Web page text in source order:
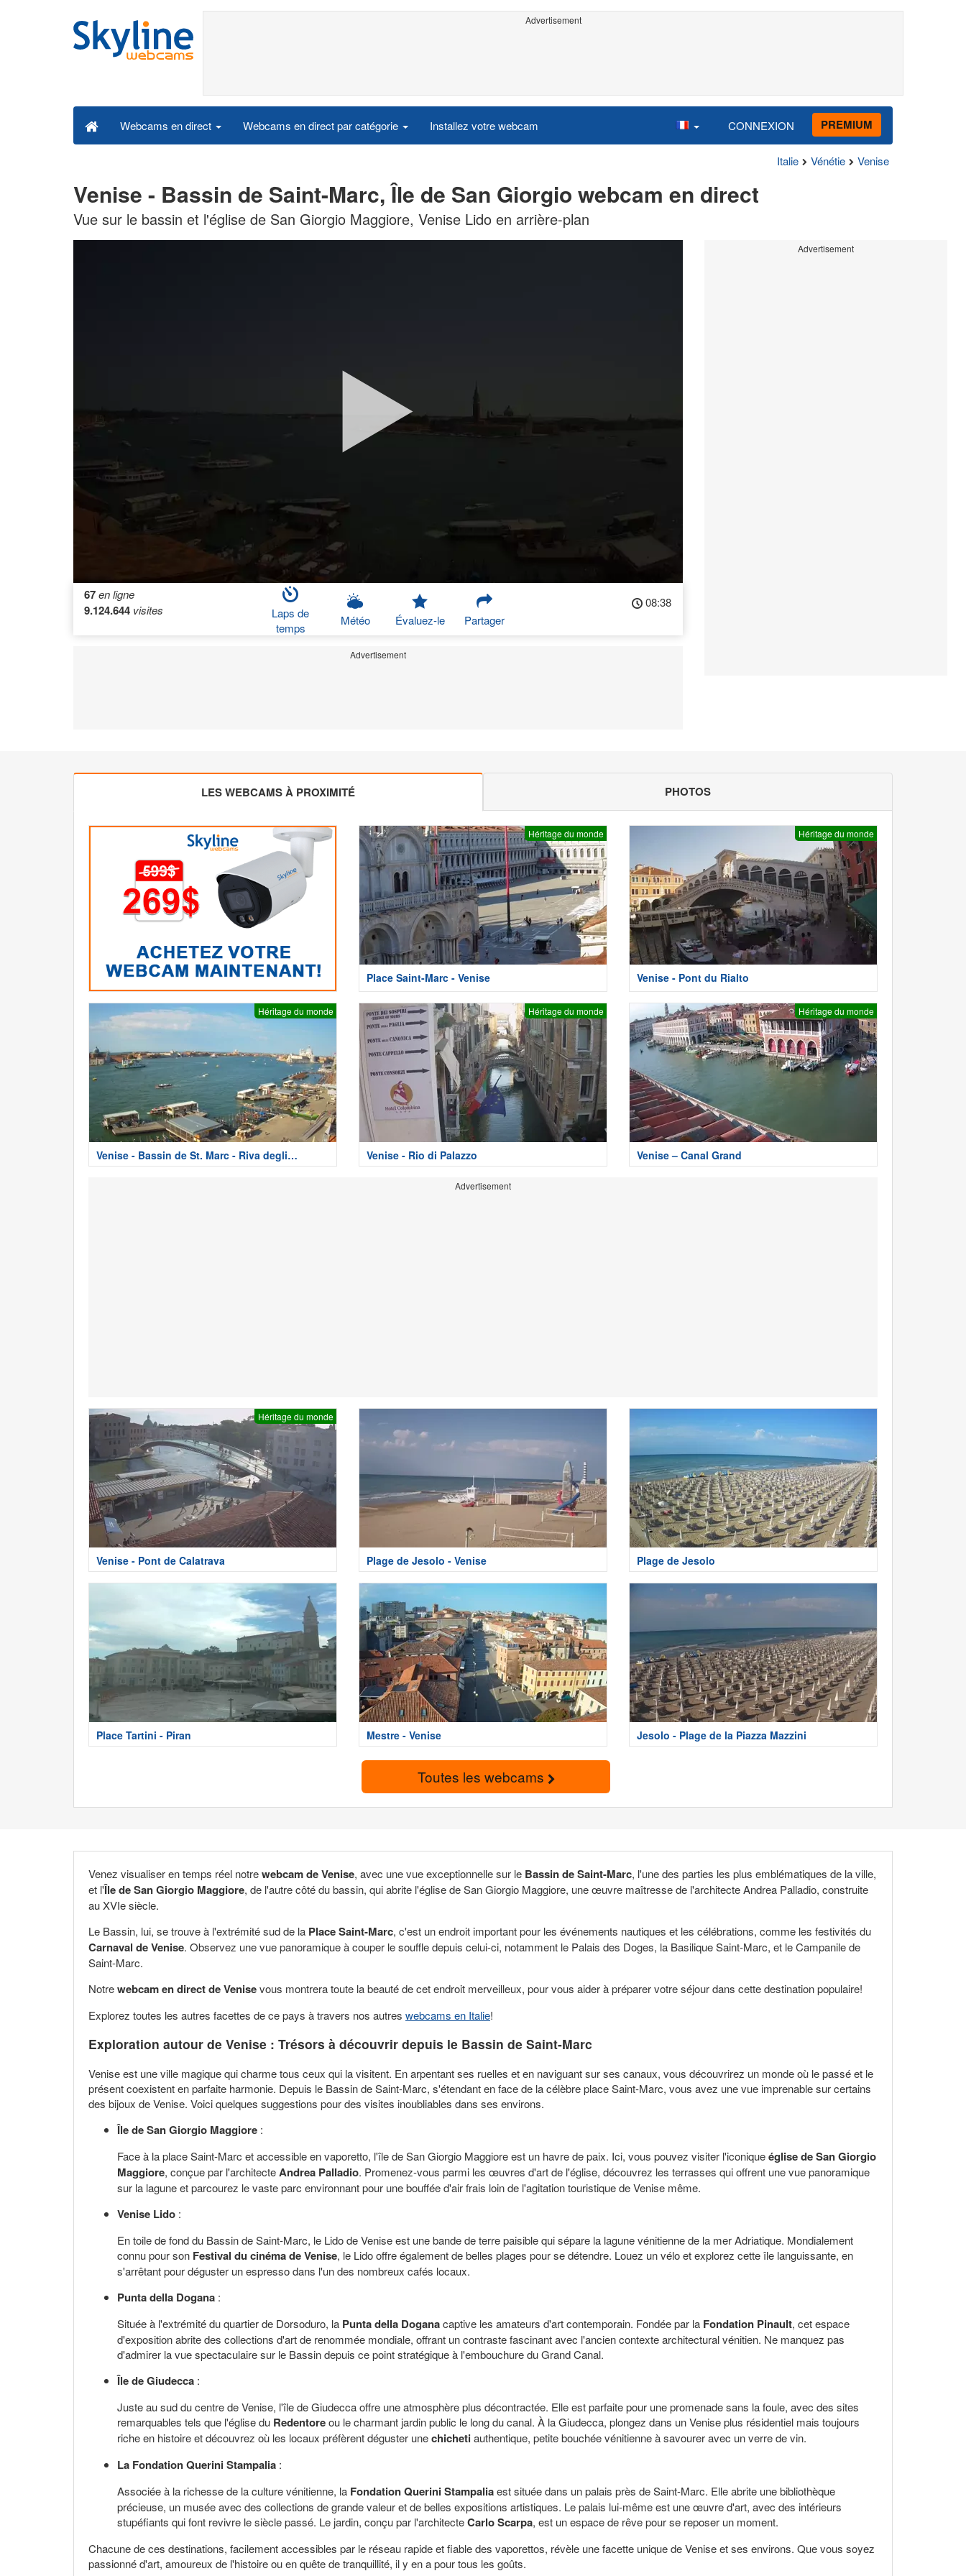
Advertisement
Webcams en direct Webcams en direct par catégorie Installez votre webcam CONNEXION PREMIUM
Italie Vénétie Venise
Venise - Bassin de Saint-Marc, Île de San Giorgio webcam en direct
Vue sur le bassin et l'église de San Giorgio Maggiore, Venise Lido en arrière-plan
67en ligne
9.124.644 visites
Laps de
temps
Météo Évaluez-le Partager
08:38
Advertisement
Advertisement
LES WEBCAMS À PROXIMITÉ PHOTOS
Héritage du monde
Place Saint-Marc - Venise
Héritage du monde
Venise - Pont du Rialto
Héritage du monde
Venise - Bassin de St. Marc - Riva degli
Schiavoni
Héritage du monde
Venise - Rio di Palazzo
Héritage du monde
Venise – Canal Grand
Advertisement
Héritage du monde
Venise - Pont de Calatrava Plage de Jesolo - Venise Plage de Jesolo
Place Tartini - Piran Mestre - Venise Jesolo - Plage de la Piazza Mazzini
Toutes les webcams
Venez visualiser en temps réel notrewebcam de Venise, avec une vue exceptionnelle sur le Bassin de Saint-Marc, l'une des parties les plus emblématiques de la ville,
et l'Île de San Giorgio Maggiore, de l'autre côté du bassin, qui abrite l'église de San Giorgio Maggiore, une œuvre maîtresse de l'architecte Andrea Palladio, construite
au XVIe siècle.
Le Bassin, lui, se trouve à l'extrémité sud de la Place Saint-Marc, c'est un endroit important pour les événements nautiques et les célébrations, comme les festivités du
Carnaval de Venise. Observez une vue panoramique à couper le souffle depuis celui-ci, notamment le Palais des Doges, la Basilique Saint-Marc, et le Campanile de
Saint-Marc.
Notrewebcam en direct de Venisevous montrera toute la beauté de cet endroit merveilleux, pour vous aider à préparer votre séjour dans cette destination populaire!
Explorez toutes les autres facettes de ce pays à travers nos autres webcams en Italie!
Exploration autour de Venise : Trésors à découvrir depuis le Bassin de Saint-Marc
Venise est une ville magique qui charme tous ceux qui la visitent. En arpentant ses ruelles et en naviguant sur ses canaux, vous découvrirez un monde où le passé et le
présent coexistent en parfaite harmonie. Depuis le Bassin de Saint-Marc, s'étendant en face de la célèbre place Saint-Marc, vous avez une vue imprenable sur certains
des bijoux de Venise. Voici quelques suggestions pour des visites inoubliables dans ses environs.
Île de San Giorgio Maggiore :
Face à la place Saint-Marc et accessible en vaporetto, l'île de San Giorgio Maggiore est un havre de paix. Ici, vous pouvez visiter l'iconiqueéglise de San Giorgio
Maggiore, conçue par l'architecteAndrea Palladio. Promenez-vous parmi les œuvres d'art de l'église, découvrez les terrasses qui offrent une vue panoramique
sur la lagune et parcourez le vaste parc environnant pour une bouffée d'air frais loin de l'agitation touristique de Venise même.
Venise Lido :
En toile de fond du Bassin de Saint-Marc, le Lido de Venise est une bande de terre paisible qui sépare la lagune vénitienne de la mer Adriatique. Mondialement
connu pour son Festival du cinéma de Venise, le Lido offre également de belles plages pour se détendre. Louez un vélo et explorez cette île languissante, en
s'arrêtant pour déguster un espresso dans l'un des nombreux cafés locaux.
Punta della Dogana :
Située à l'extrémité du quartier de Dorsoduro, la Punta della Doganacaptive les amateurs d'art contemporain. Fondée par la Fondation Pinault, cet espace
d'exposition abrite des collections d'art de renommée mondiale, offrant un contraste fascinant avec l'ancien contexte architectural vénitien. Ne manquez pas
d'admirer la vue spectaculaire sur le Bassin depuis ce point stratégique à l'embouchure du Grand Canal.
Île de Giudecca :
Juste au sud du centre de Venise, l'île de Giudecca offre une atmosphère plus décontractée. Elle est parfaite pour une promenade sans la foule, avec des sites
remarquables tels que l'église du Redentoreou le charmant jardin public le long du canal. À la Giudecca, plongez dans un Venise plus résidentiel mais toujours
riche en histoire et découvrez où les locaux préfèrent déguster unechichetiauthentique, petite bouchée vénitienne à savourer avec un verre de vin.
La Fondation Querini Stampalia :
Associée à la richesse de la culture vénitienne, la Fondation Querini Stampaliaest située dans un palais près de Saint-Marc. Elle abrite une bibliothèque
précieuse, un musée avec des collections de grande valeur et de belles expositions artistiques. Le palais lui-même est une œuvre d'art, avec des intérieurs
stupéfiants qui font revivre le siècle passé. Le jardin, conçu par l'architecteCarlo Scarpa, est un espace de rêve pour se reposer un moment.
Chacune de ces destinations, facilement accessibles par le réseau rapide et fiable des vaporettos, révèle une facette unique de Venise et ses environs. Que vous soyez
passionné d'art, amoureux de l'histoire ou en quête de tranquillité, il y en a pour tous les goûts.